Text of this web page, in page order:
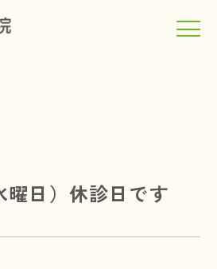
曜日）休診日です